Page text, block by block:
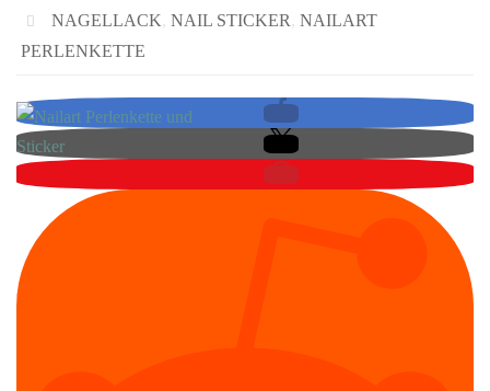
NAGELLACK, NAIL STICKER, NAILART
PERLENKETTE